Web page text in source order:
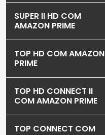
SUPER II HD COM
AMAZON PRIME
TOP HD COM AMAZON
PRIME
TOP HD CONNECT II
COM AMAZON PRIME
TOP CONNECT COM